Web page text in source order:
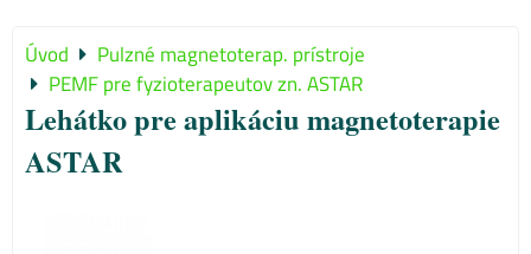
Úvod
Pulzné magnetoterap. prístroje
PEMF pre fyzioterapeutov zn. ASTAR
Lehátko pre aplikáciu magnetoterapie
ASTAR